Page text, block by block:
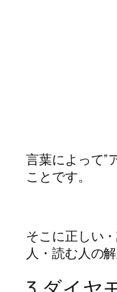
言葉によって”
ことです。
そこに正しい
人・読む人の